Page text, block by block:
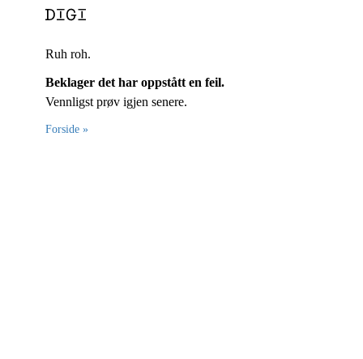
Ruh roh.
Beklager det har oppstått en feil.
Vennligst prøv igjen senere.
Forside »